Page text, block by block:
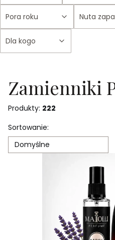
Pora roku Nuta
Dla kogo
Zamienniki
Produkty: 222
Lista
Sortowanie:
Domyślne